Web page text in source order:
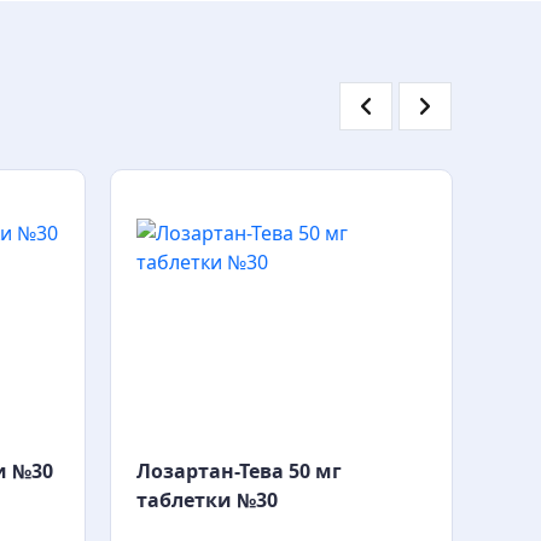
№30
Лозартан-Тева 50 мг
таблетки №30